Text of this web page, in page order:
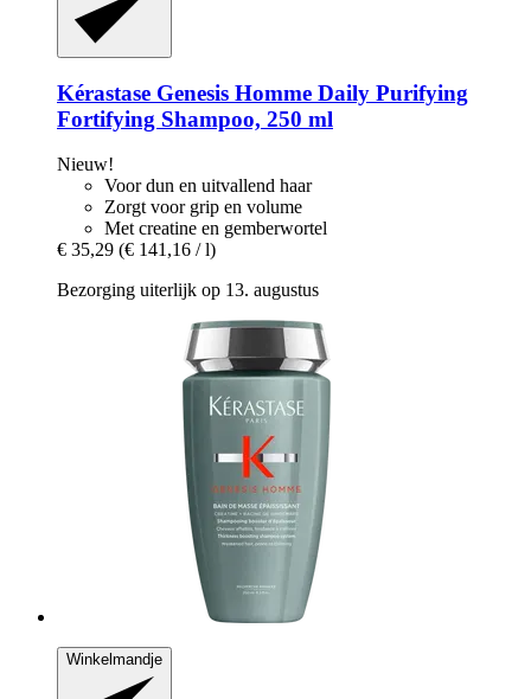
Kérastase Genesis Homme Daily Purifying
Fortifying Shampoo, 250 ml
Nieuw!
Voor dun en uitvallend haar
Zorgt voor grip en volume
Met creatine en gemberwortel
€ 35,29 (€ 141,16 / l)
Bezorging uiterlijk op 13. augustus
Winkelmandje